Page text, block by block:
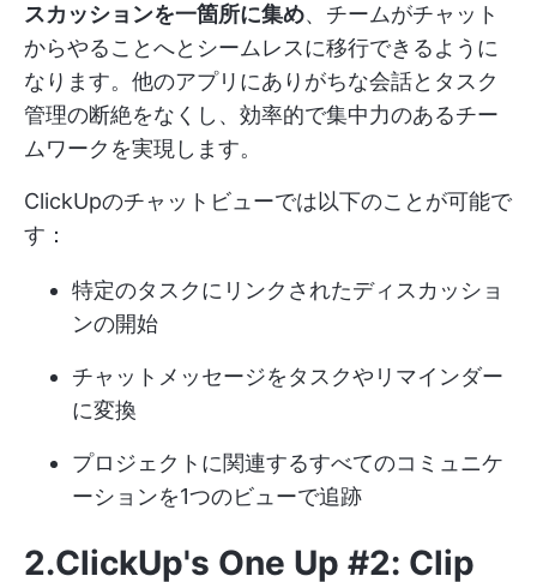
スカッションを一箇所に集め、チームがチャット
からやることへとシームレスに移行できるように
なります。他のアプリにありがちな会話とタスク
管理の断絶をなくし、効率的で集中力のあるチー
ムワークを実現します。
ClickUpのチャットビューでは以下のことが可能で
す：
特定のタスクにリンクされたディスカッショ
ンの開始
チャットメッセージをタスクやリマインダー
に変換
プロジェクトに関連するすべてのコミュニケ
ーションを1つのビューで追跡
2.ClickUp's One Up #2: Clip